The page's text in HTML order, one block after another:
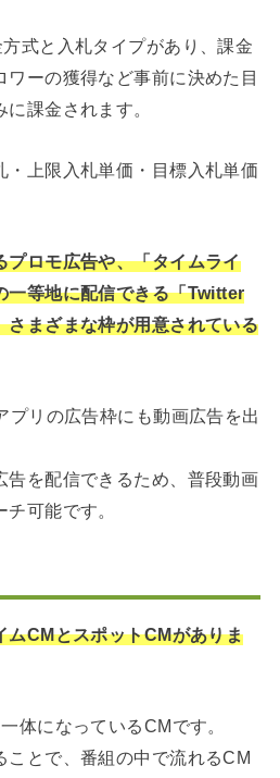
式と入札タイプがあり、課金
ーの獲得など事前に決めた目
課金されます。
・上限入札単価・目標入札単価
プロモ広告や、「タイムライ
一等地に配信できる「Twitter
さまざまな枠が用意されている
プリの広告枠にも動画広告を出
告を配信できるため、普段動画
可能です。
ムCMとスポットCMがありま
体になっているCMです。
ことで、番組の中で流れるCM